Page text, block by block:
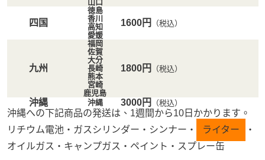
山口
四国
徳島
香川
高知
愛媛
1600円 （税込）
九州
福岡
佐賀
大分
長崎
熊本
宮崎
鹿児島
1800円 （税込）
沖縄 沖縄 3000円 （税込）
沖縄への下記商品の発送は、1週間から10日かかります。
リチウム電池・ガスシリンダー・シンナー・
ライター
・
オイルガス・キャンプガス・ペイント・スプレー缶